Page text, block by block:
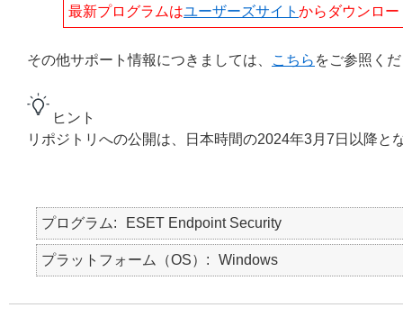
最新プログラムはユーザーズサイト からダウンロ
その他サポート情報につきましては、 こちら をご参照く
ヒント
リポジトリへの公開は、日本時間の2024年3月7日以降と
プログラム ESET Endpoint Security
プラットフォーム（OS） Windows